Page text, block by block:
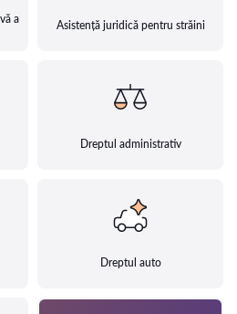
a
Asistență juridică pentru străini
Dreptul administrativ
Dreptul auto